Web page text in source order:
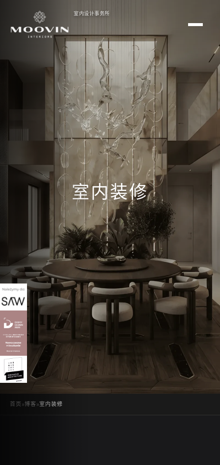
室内设计事务所
室内装修
首页 »博客 »室内装修